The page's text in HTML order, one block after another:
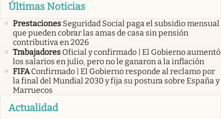
Últimas Noticias
Prestaciones Seguridad Social paga el subsidio mensual
que pueden cobrar las amas de casa sin pensión
contributiva en 2026
Trabajadores Oficial y confirmado | El Gobierno aumentó
los salarios en julio, pero no le ganaron a la inflación
FIFA Confirmado | El Gobierno responde al reclamo por
la final del Mundial 2030 y fija su postura sobre España y
Marruecos
Actualidad